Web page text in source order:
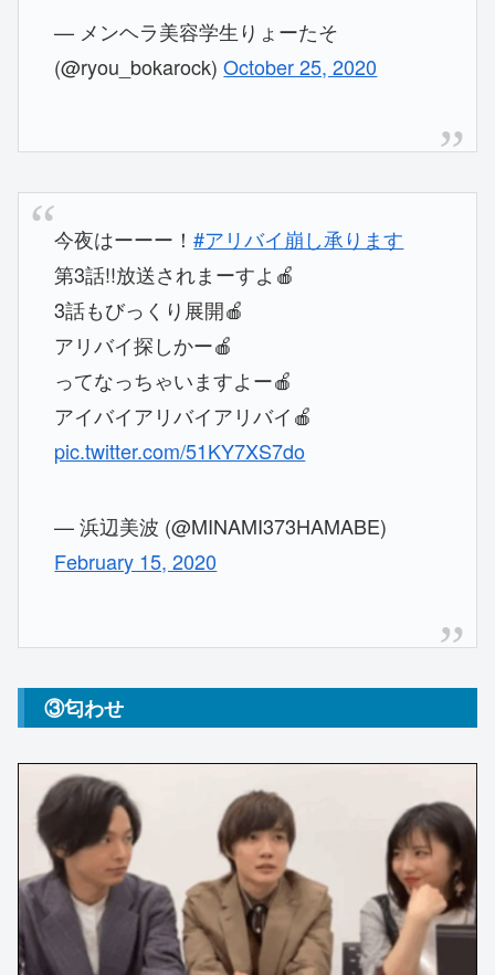
— メンヘラ美容学生りょーたそ
(@ryou_bokarock)October 25, 2020
今夜はーーー！#アリバイ崩し承ります
第3話!!放送されまーすよ🍎
3話もびっくり展開🍎
アリバイ探しかー🍎
ってなっちゃいますよー🍎
アイバイアリバイアリバイ🍎
pic.twitter.com/51KY7XS7do
— 浜辺美波 (@MINAMI373HAMABE)
February 15, 2020
③匂わせ